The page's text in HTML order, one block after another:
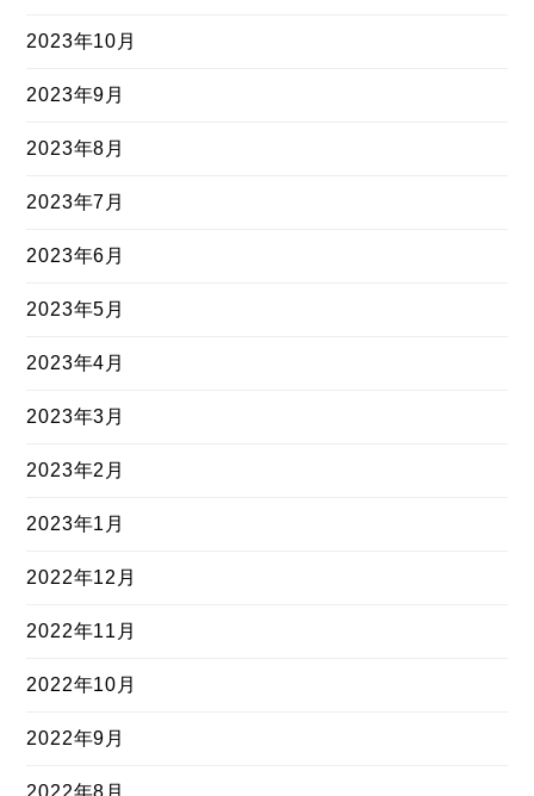
2023年10月
2023年9月
2023年8月
2023年7月
2023年6月
2023年5月
2023年4月
2023年3月
2023年2月
2023年1月
2022年12月
2022年11月
2022年10月
2022年9月